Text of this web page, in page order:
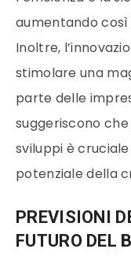
aumentando così
Inoltre,
stimolare una
parte delle
suggeriscono
sviluppi è
potenziale della
PREVISIONI
FUTURO DEL